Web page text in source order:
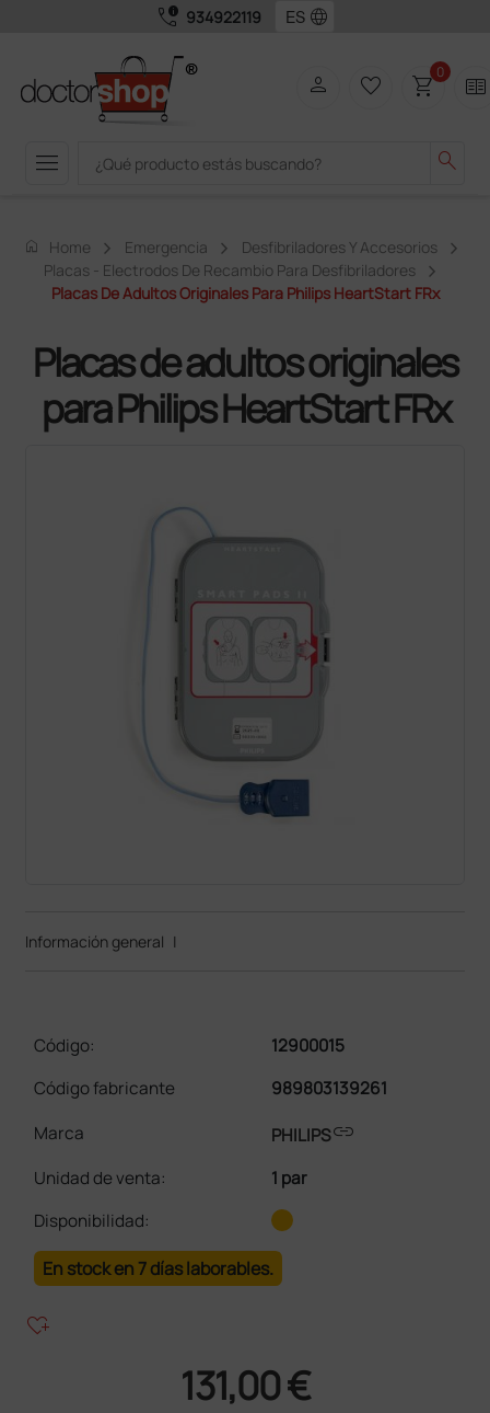
call_quality 934922119 language
menu search
person favorite_border shopping_cart0 two_pager
home Home Emergencia
Desfibriladores Y Accesorios
Placas - Electrodos De Recambio Para Desfibriladores
Placas De Adultos Originales Para Philips HeartStart FRx
Placas de adultos originales
para Philips HeartStart FRx
Información general |
Código:
12900015
Código fabricante
989803139261
Marca
PHILIPSlink
Unidad de venta:
1 par
Disponibilidad:
En stock en 7 días laborables.
heart_plus
131,00 €